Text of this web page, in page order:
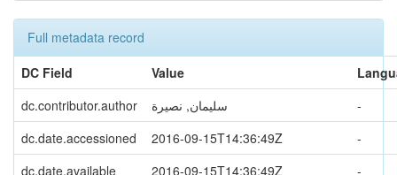
Full metadata record
DC Field
Value
dc.contributor.author
سليمان, نصيرة
-
dc.date.accessioned
2016-09-15T14:36:49Z
-
dc.date.available
2016-09-15T14:36:49Z
-